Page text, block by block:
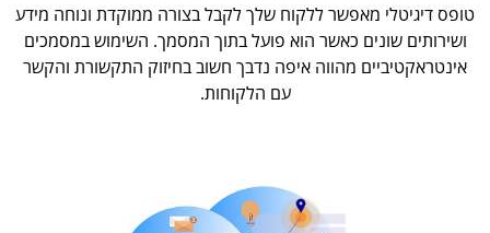
טופס דיגיטלי מאפשר ללקוח שלך לקבל בצורה ממוקדת ונוחה מידע
ושירותים שונים כאשר הוא פועל בתוך המסמך. השימוש במסמכים
אינטראקטיביים מהווה איפה נדבך חשוב בחיזוק התקשורת והקשר
עם הלקוחות.